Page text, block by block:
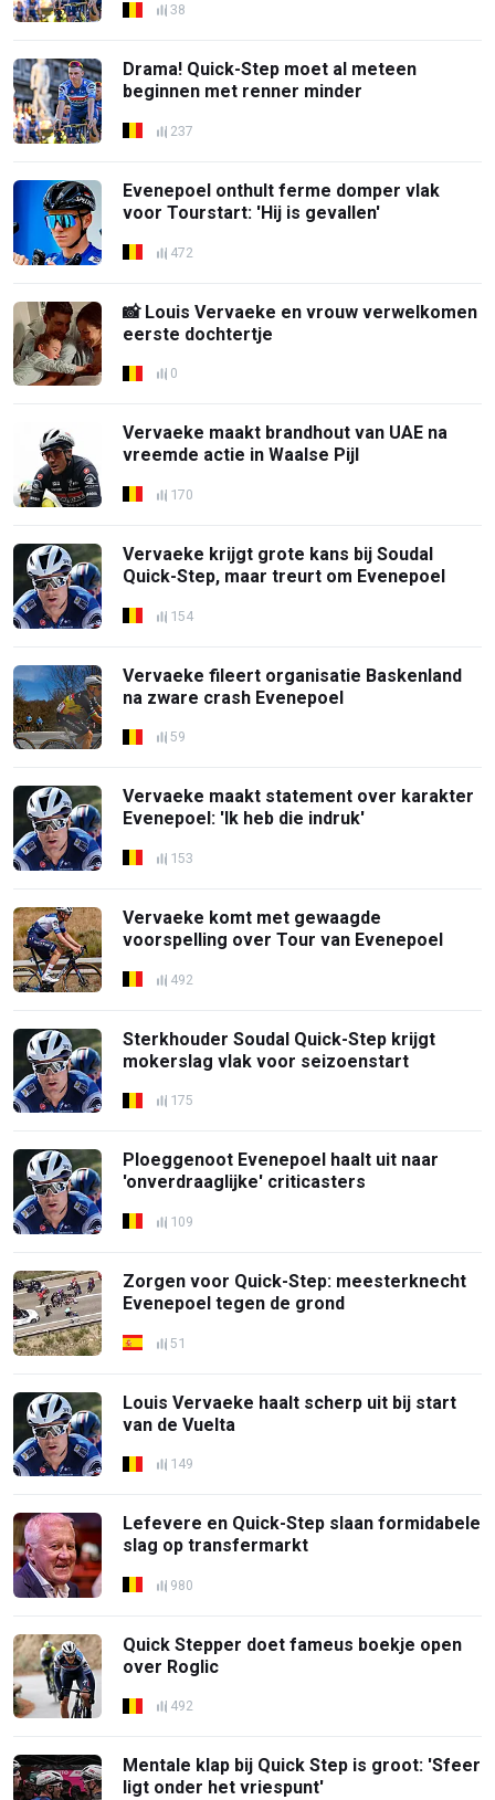
38
Drama! Quick-Step moet al meteen
beginnen met renner minder
237
Evenepoel onthult ferme domper vlak
voor Tourstart: 'Hij is gevallen'
472
📸 Louis Vervaeke en vrouw verwelkomen
eerste dochtertje
0
Vervaeke maakt brandhout van UAE na
vreemde actie in Waalse Pijl
170
Vervaeke krijgt grote kans bij Soudal
Quick-Step, maar treurt om Evenepoel
154
Vervaeke fileert organisatie Baskenland
na zware crash Evenepoel
59
Vervaeke maakt statement over karakter
Evenepoel: 'Ik heb die indruk'
153
Vervaeke komt met gewaagde
voorspelling over Tour van Evenepoel
492
Sterkhouder Soudal Quick-Step krijgt
mokerslag vlak voor seizoenstart
175
Ploeggenoot Evenepoel haalt uit naar
'onverdraaglijke' criticasters
109
Zorgen voor Quick-Step: meesterknecht
Evenepoel tegen de grond
51
Louis Vervaeke haalt scherp uit bij start
van de Vuelta
149
Lefevere en Quick-Step slaan formidabele
slag op transfermarkt
980
Quick Stepper doet fameus boekje open
over Roglic
492
Mentale klap bij Quick Step is groot: 'Sfeer
ligt onder het vriespunt'